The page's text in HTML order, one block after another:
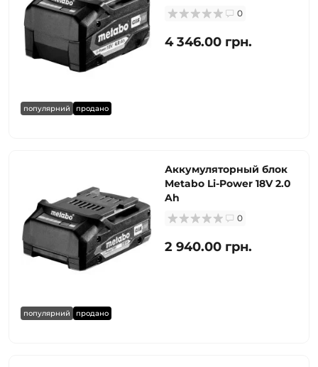
популярний продано
0
4 346.00 грн.
популярний продано
Аккумуляторный блок
Metabo Li-Power 18V 2.0
Ah
0
2 940.00 грн.